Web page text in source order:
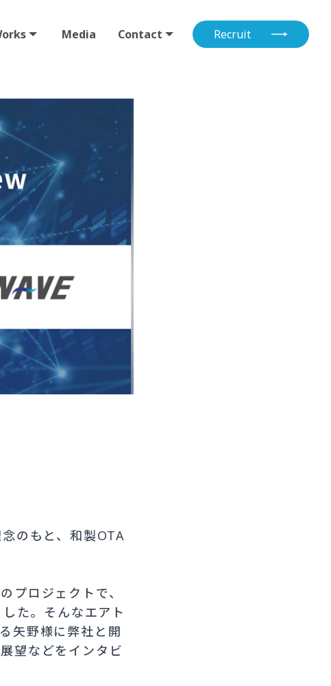
Media Contact Recruit
のもと、和製OTA
プロジェクトで、
た。そんなエアト
矢野様に弊社と開
望などをインタビ